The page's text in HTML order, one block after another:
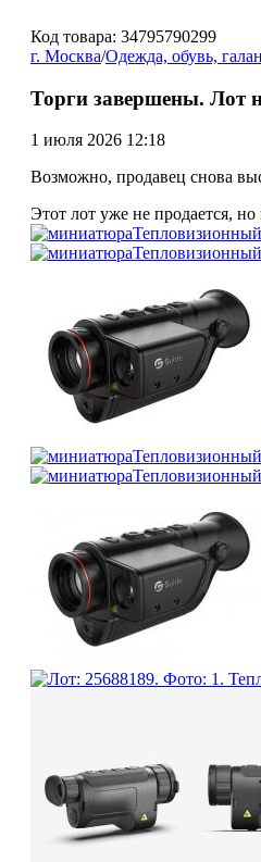
Код товара: 34795790299
г. Москва/Одежда, обувь,
Торги завершены. Лот
1 июля 2026 12:18
Возможно, продавец снова
Этот лот уже не продается,